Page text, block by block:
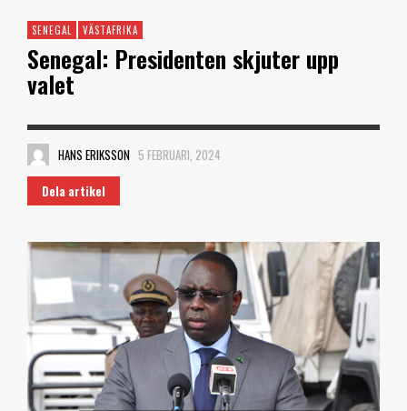
SENEGAL VÄSTAFRIKA
Senegal: Presidenten skjuter upp
valet
HANS ERIKSSON 5 FEBRUARI, 2024
Dela artikel